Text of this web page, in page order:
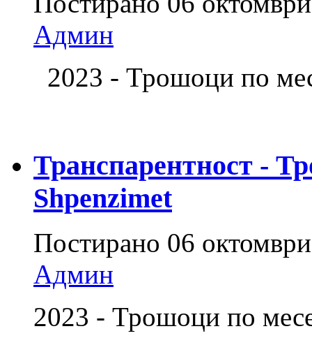
Админ
2023 - Трошоци по
Транспарентност -
Shpenzimet
Постирано 06
Админ
2023 - Трошоци по